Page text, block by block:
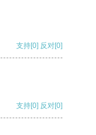
支持[0] 反对[0]
支持[0] 反对[0]